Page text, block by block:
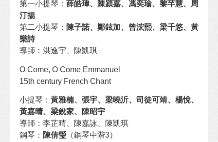
第一小提琴： 薛皓瑋、陳潁嘉、馮奕瑜、黎芊慧、周
汀揚
第二小提琴： 陳子諾、鄭鉉加、曾浤熙、梁千悠、黃
樂詩
導師：洪逸宇、陳凱琪
O Come, O Come Emmanuel
15th century French Chant
小提琴： 黃雅楠、張宇、梁曉沂、司徒可靖、楊悅、
黃嘉晴、梁銳家、陳昭宇
導師：李芷晴、陳嘉詠、陳凱琪
鋼琴： 陳倩瑩 （鋼琴中階3）